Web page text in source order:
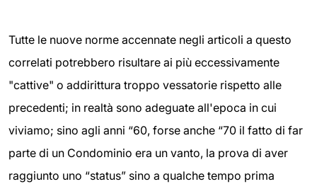
Tutte le nuove norme accennate negli articoli a questo
correlati potrebbero risultare ai più eccessivamente
"cattive" o addirittura troppo vessatorie rispetto alle
precedenti; in realtà sono adeguate all'epoca in cui
viviamo; sino agli anni “60, forse anche “70 il fatto di far
parte di un Condominio era un vanto, la prova di aver
raggiunto uno “status” sino a qualche tempo prima